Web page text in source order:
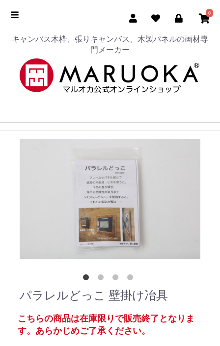
0
キャンバス木枠、張りキャンバス、木製パネルの画材専
門メーカー
パラレルどっこ 壁掛け冶具
こちらの商品は在庫限りで販売終了となりま
す。あらかじめご了承ください。